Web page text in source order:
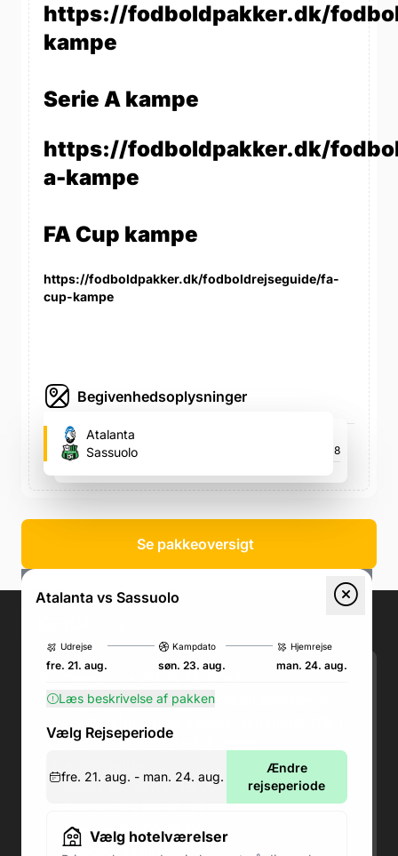
https://fodboldpakker.dk/
kampe
Serie A kampe
https://fodboldpakker.dk/
a-kampe
FA Cup kampe
https://fodboldpakker.dk/fodboldrejseguide/fa-
cup-kampe
Begivenhedsoplysninger
Gewiss Stadium (Atalanta's fodboldstadion)
Viale Caio Giulio Cesare, 18, Viale Caio Giulio Cesare, 18
Atalanta
Sassuolo
Se pakkeoversigt
Atalanta vs Sassuolo
Udrejse
fre. 21. aug.
Kampdato
søn. 23. aug.
Hjemrejse
man. 24. aug.
Læs beskrivelse af pakken
Vælg Rejseperiode
fre. 21. aug. - man. 24. aug.
Ændre
rejseperiode
Vælg hotelværelser
Email:kundeservice@fodboldpakker.dk
Akuttelefon under rejsen: Nummeret står i
bunden af dit rejsedokument
Man-Ons: 09.00-18.00
Lørdag: 09.00-12.00
Søndag: Lukket